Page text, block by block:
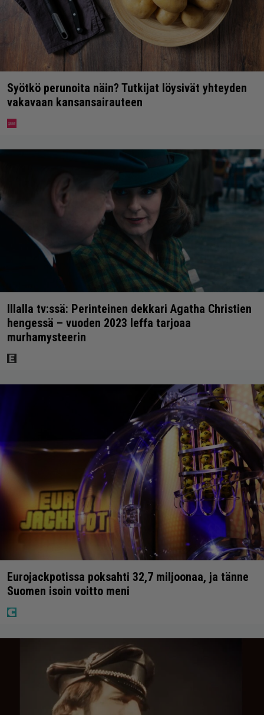
Syötkö perunoita näin? Tutkijat löysivät yhteyden
vakavaan kansansairauteen
Illalla tv:ssä: Perinteinen dekkari Agatha Christien
hengessä – vuoden 2023 leffa tarjoaa
murhamysteerin
Eurojackpotissa poksahti 32,7 miljoonaa, ja tänne
Suomen isoin voitto meni